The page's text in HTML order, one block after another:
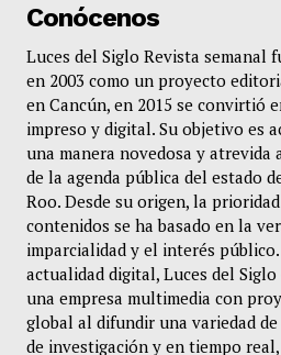
Conócenos
Luces del Siglo Revista semanal
en 2003 como un proyecto
en Cancún, en 2015 se convirtió
impreso y digital. Su objetivo es
una manera novedosa y atrevida
de la agenda pública del estado
Roo. Desde su origen, la
contenidos se ha basado en la
imparcialidad y el interés
actualidad digital, Luces del Siglo
una empresa multimedia con
global al difundir una variedad
de investigación y en tiempo